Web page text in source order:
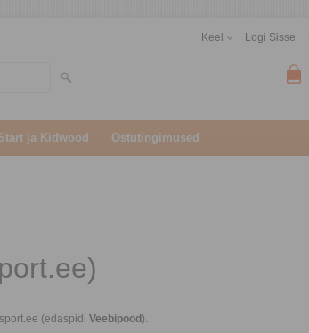
Keel Logi Sisse
ja Kidwood Ostutingimused
(edaspidi Veebipood).